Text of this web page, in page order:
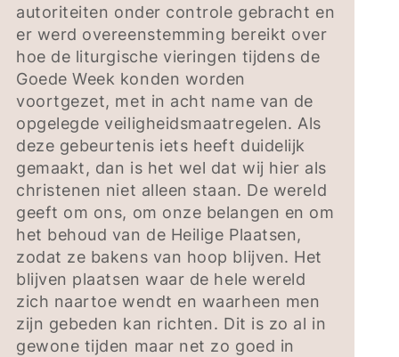
autoriteiten onder controle gebracht en
er werd overeenstemming bereikt over
hoe de liturgische vieringen tijdens de
Goede Week konden worden
voortgezet, met in acht name van de
opgelegde veiligheidsmaatregelen. Als
deze gebeurtenis iets heeft duidelijk
gemaakt, dan is het wel dat wij hier als
christenen niet alleen staan. De wereld
geeft om ons, om onze belangen en om
het behoud van de Heilige Plaatsen,
zodat ze bakens van hoop blijven. Het
blijven plaatsen waar de hele wereld
zich naartoe wendt en waarheen men
zijn gebeden kan richten. Dit is zo al in
gewone tijden maar net zo goed in